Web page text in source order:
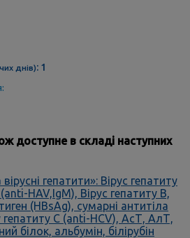
доступне в складі наступних
гепатити»: Вірус гепатиту
HAV,IgM), Вірус гепатиту В,
(HBsAg), сумарні антитіла
гепатиту C (anti-HCV), АсТ, АлТ,
білок, альбумін, білірубін
днів): 1